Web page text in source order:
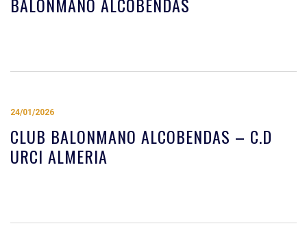
24/01/2026
CLUB BALONMANO ALCOBENDAS – C.D
URCI ALMERIA